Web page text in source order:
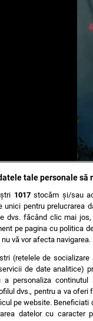
ȘI CONDIȚII DESPRE
tale personale
1017stocăm și/sau
unici pentru prelucrarea
dvs. făcând clic mai
pe pagina cu politica
vă vor afecta navigarea.
(retelele de
de date analitice)
a personaliza
dvs., pentru a va
pe website. Beneficiati
datelor cu caracter